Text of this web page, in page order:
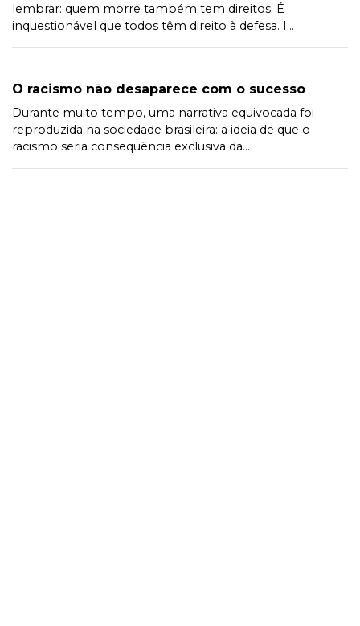
lembrar: quem morre também tem direitos. É
inquestionável que todos têm direito à defesa. I...
O racismo não desaparece com o sucesso
Durante muito tempo, uma narrativa equivocada foi
reproduzida na sociedade brasileira: a ideia de que o
racismo seria consequência exclusiva da...